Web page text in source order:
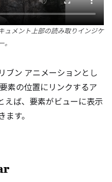
ュメント上部の読み取りインジケ
。
ブン アニメーションとし
素の位置にリンクするア
えば、要素がビューに表示
す。